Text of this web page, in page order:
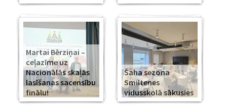
Martai Bērziņai –
ceļazīme uz
Nacionālās skaļās
lasīšanas sacensību
finālu!
Šaha sezona
Smiltenes
vidusskolā sākusies